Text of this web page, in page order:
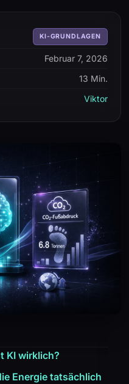
KI-GRUNDLAGEN
Februar 7, 2026
13 Min.
Viktor
KI wirklich?
Energie tatsächlich